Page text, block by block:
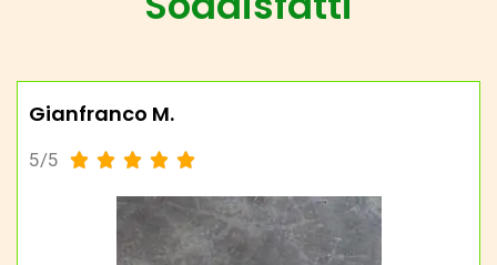
Gianfranco M.
5/5     